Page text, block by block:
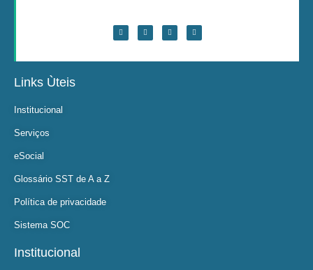
Links Ùteis
Institucional
Serviços
eSocial
Glossário SST de A a Z
Política de privacidade
Sistema SOC
Institucional